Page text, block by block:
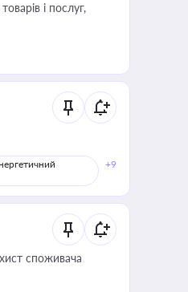
і послуг,
+9
споживача